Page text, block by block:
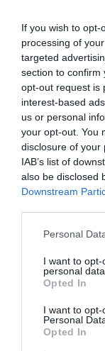
If you wish to
processing of
targeted
section to confirm
opt-out request is
interest-based
us or personal
your opt-out. You
disclosure of your
IAB’s list of
also be disclosed
Downstream
Please note that
not limited to
grant or deny
use your data for
consent section.
Personal
I want to
personal data.
Opted In
I want to
Personal
Opted In
PIACOK
Végre